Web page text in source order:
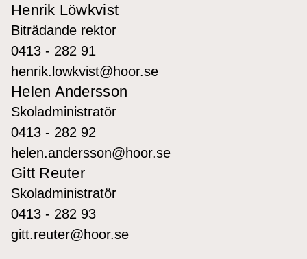
Henrik Löwkvist
Biträdande rektor
0413 - 282 91
henrik.lowkvist@hoor.se
Helen Andersson
Skoladministratör
0413 - 282 92
helen.andersson@hoor.se
Gitt Reuter
Skoladministratör
0413 - 282 93
gitt.reuter@hoor.se